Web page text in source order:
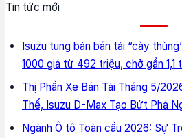
Tin tức mới
Isuzu tung bản bán tải “cày
1000 giá từ 492 triệu, chở gần 1,1
Thị Phần Xe Bán Tải Tháng 5/
Thế, Isuzu D-Max Tạo Bứt Phá
Ngành Ô tô Toàn cầu 2026: Sự